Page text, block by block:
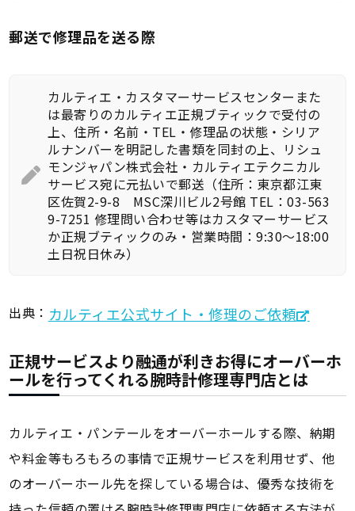
郵送で修理品を送る際
カルティエ・カスタマーサービスセンターまた
は最寄りのカルティエ正規ブティックで受付の
上、住所・名前・TEL・修理品の状態・シリア
ルナンバーを明記した書類を同封の上、リシュ
モンジャパン株式会社・カルティエテクニカル
サービス宛に元払いで郵送（住所：東京都江東
区佐賀2-9-8 MSC深川ビル2号館 TEL：03-563
9-7251 修理問い合わせ等はカスタマーサービス
か正規ブティックのみ・営業時間：9:30～18:00
土日祝日休み）
出典： カルティエ公式サイト・修理のご依頼
正規サービスより融通が利きお得にオーバーホ
ールを行ってくれる腕時計修理専門店とは
カルティエ・パンテールをオーバーホールする際、納期
や料金等もろもろの事情で正規サービスを利用せず、他
のオーバーホール先を探している場合は、優秀な技術を